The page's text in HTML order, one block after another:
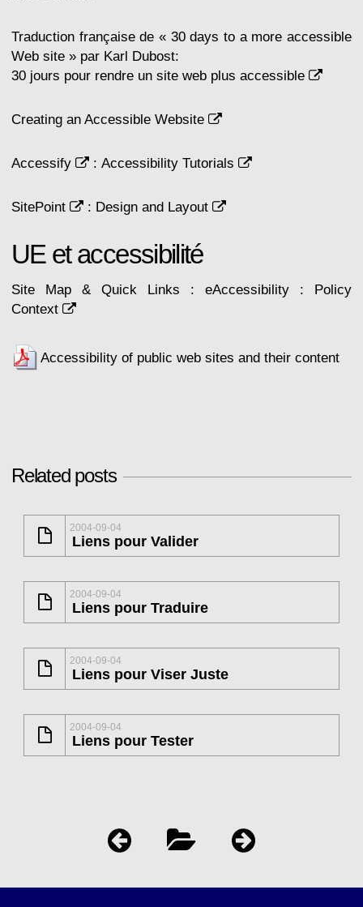
Traduction française de « 30 days to a more accessible
Web site » par Karl Dubost:
30 jours pour rendre un site web plus accessible
Creating an Accessible Website
Accessify : Accessibility Tutorials
SitePoint : Design and Layout
UE et accessibilité
Site Map & Quick Links : eAccessibility : Policy
Context
Accessibility of public web sites and their content
Related posts
2004-09-04
Liens pour Valider
2004-09-04
Liens pour Traduire
2004-09-04
Liens pour Viser Juste
2004-09-04
Liens pour Tester